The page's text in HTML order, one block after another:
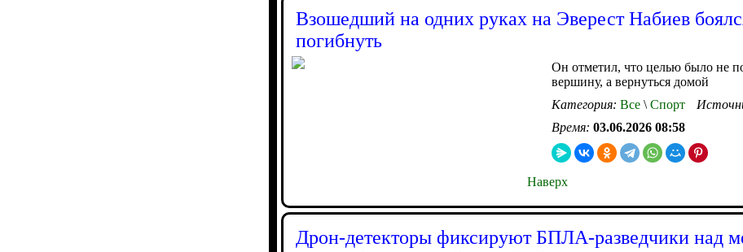
Взошедший на одних руках на Эверест Набиев
погибнуть
Он отметил, что целью было не
вершину, а вернуться домой
Категория: Все \ Спорт
Время: 03.06.2026 08:58
Наверх
Дрон-детекторы фиксируют БПЛА-разведчики над